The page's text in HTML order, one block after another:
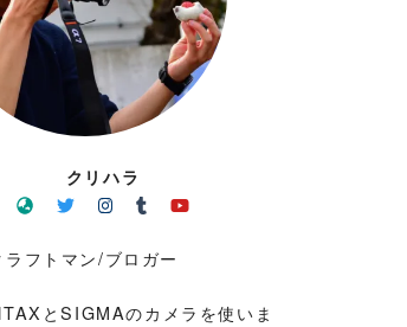
クリハラ
フトマン/ブロガー
とSIGMAのカメラを使いま